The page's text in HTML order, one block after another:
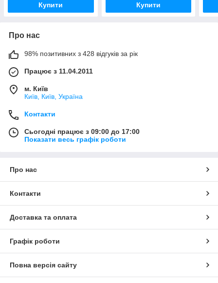
Купити Купити
Про нас
98% позитивних з 428 відгуків за рік
Працює з 11.04.2011
м. Київ
Київ, Київ, Україна
Контакти
Сьогодні працює з 09:00 до 17:00
Показати весь графік роботи
Про нас
Контакти
Доставка та оплата
Графік роботи
Повна версія сайту